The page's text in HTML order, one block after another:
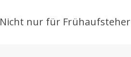
Nicht nur für Frühaufsteher